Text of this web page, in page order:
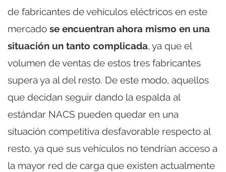
de fabricantes de vehículos eléctricos en este
mercado se encuentran ahora mismo en una
situación un tanto complicada, ya que el
volumen de ventas de estos tres fabricantes
supera ya al del resto. De este modo, aquellos
que decidan seguir dando la espalda al
estándar NACS pueden quedar en una
situación competitiva desfavorable respecto al
resto, ya que sus vehículos no tendrían acceso a
la mayor red de carga que existen actualmente